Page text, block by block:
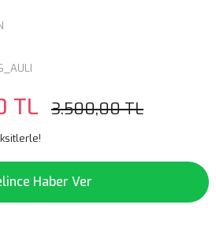
TL 3.500,00 TL
Haber Ver